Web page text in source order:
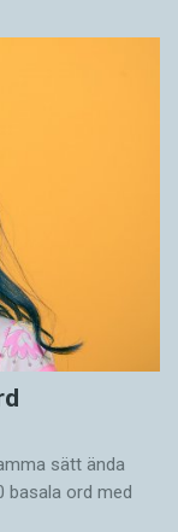
sätt ända
basala ord med